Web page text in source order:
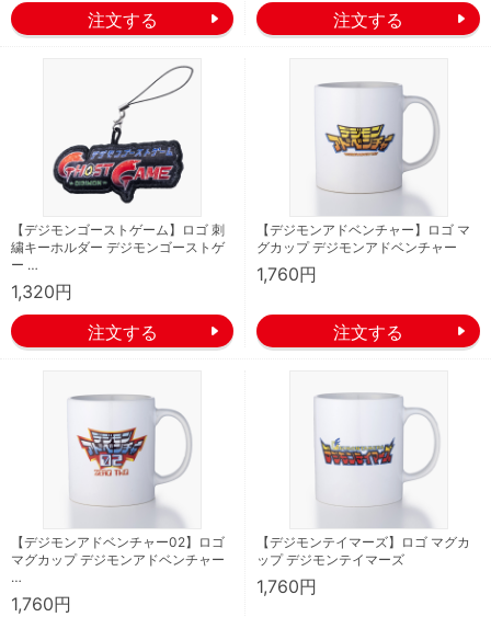
【デジモンゴーストゲーム】ロゴ 刺
繍キーホルダー デジモンゴーストゲ
ー …
1,320円
【デジモンアドベンチャー】ロゴ マ
グカップ デジモンアドベンチャー
1,760円
【デジモンアドベンチャー02】ロゴ
マグカップ デジモンアドベンチャー
…
1,760円
【デジモンテイマーズ】ロゴ マグカ
ップ デジモンテイマーズ
1,760円